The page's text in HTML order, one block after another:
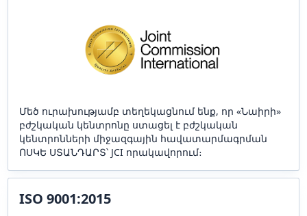
Մեծ ուրախությամբ տեղեկացնում ենք, որ «Նաիրի»
բժշկական կենտրոնը ստացել է բժշկական
կենտրոնների միջազգային հավատարմագրման
ՈՍԿԵ ՍՏԱՆԴԱՐՏ՝ JCI որակավորում։
ISO 9001:2015